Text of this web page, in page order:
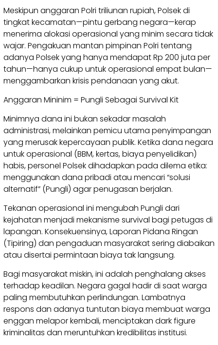
Meskipun anggaran Polri triliunan rupiah, Polsek di
tingkat kecamatan—pintu gerbang negara—kerap
menerima alokasi operasional yang minim secara tidak
wajar. Pengakuan mantan pimpinan Polri tentang
adanya Polsek yang hanya mendapat Rp 200 juta per
tahun—hanya cukup untuk operasional empat bulan—
menggambarkan krisis pendanaan yang akut.
Anggaran Mininim = Pungli Sebagai Survival Kit
Minimnya dana ini bukan sekadar masalah
administrasi, melainkan pemicu utama penyimpangan
yang merusak kepercayaan publik. Ketika dana negara
untuk operasional (BBM, kertas, biaya penyelidikan)
habis, personel Polsek dihadapkan pada dilema etika:
menggunakan dana pribadi atau mencari “solusi
alternatif” (Pungli) agar penugasan berjalan.
Tekanan operasional ini mengubah Pungli dari
kejahatan menjadi mekanisme survival bagi petugas di
lapangan. Konsekuensinya, Laporan Pidana Ringan
(Tipiring) dan pengaduan masyarakat sering diabaikan
atau disertai permintaan biaya tak langsung.
Bagi masyarakat miskin, ini adalah penghalang akses
terhadap keadilan. Negara gagal hadir di saat warga
paling membutuhkan perlindungan. Lambatnya
respons dan adanya tuntutan biaya membuat warga
enggan melapor kembali, menciptakan dark figure
kriminalitas dan meruntuhkan kredibilitas institusi.